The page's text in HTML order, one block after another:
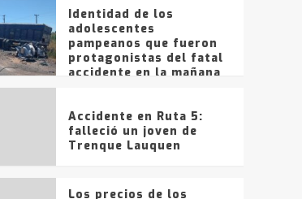
Identidad de los
adolescentes
pampeanos que fueron
protagonistas del fatal
accidente en la mañana
Accidente en Ruta 5:
falleció un joven de
Trenque Lauquen
Los precios de los